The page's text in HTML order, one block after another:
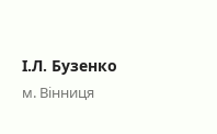
І.Л. Бузенко
м. Вінниця